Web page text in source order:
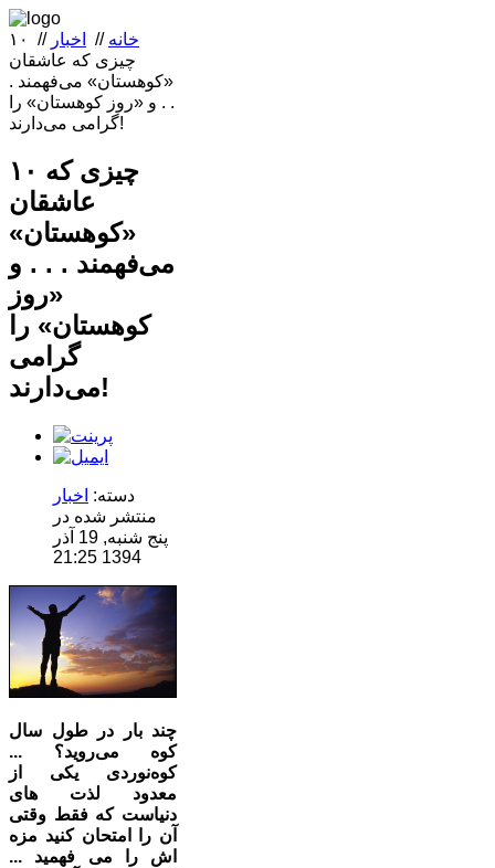
خانه // اخبار //
۱۰
چیزی که عاشقان
«کوهستان» می‌فهمند .
. . و «روز کوهستان» را
گرامی می‌دارند!
۱۰ چیزی که
عاشقان
«کوهستان»
می‌فهمند . . . و
«روز
کوهستان» را
گرامی
می‌دارند!
دسته: اخبار
منتشر شده در
پنج شنبه, 19 آذر
1394 21:25
چند بار در طول سال
کوه می‌روید؟ ...
کوه‌نوردی یکی از
معدود لذت های
دنیاست که فقط وقتی
آن را امتحان کنید مزه
اش را می فهمید ...